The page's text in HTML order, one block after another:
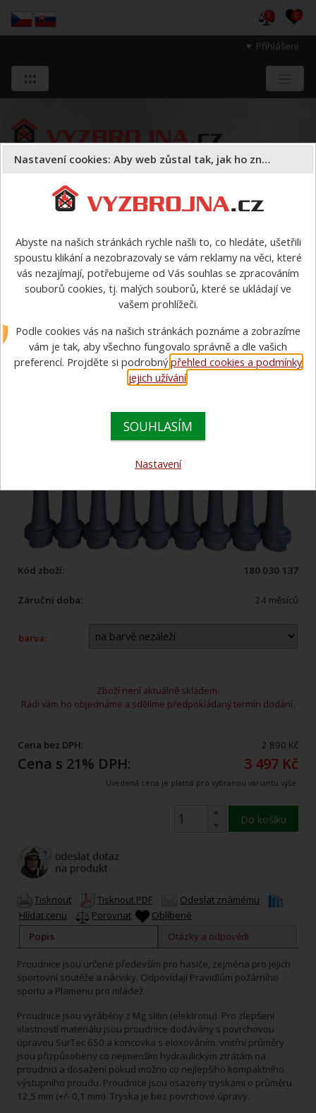
Přihlášení
0 0
a majetek druhých.
Požární sport proudnice>Proudnice KLIMEŠ C52 E 2024
Proudnice KLIMEŠ C52 E 2024
Kód zboží: 180 030 137
Záruční doba: 24 měsíců
barva:
Zboží není aktuálně skladem.
Rádi vám ho objednáme a sdělíme předpokládaný termín dodání.
Cena bez DPH: 2 890 Kč
Cena s 21% DPH: 3 497 Kč
Uvedená cena je platná pro vybranou variantu výše.
Do košíku
Tisknout Tisknout PDF
Odeslat známému
Hlídat cenu
Porovnat
Oblíbené
Popis
Otázky a odpovědi
Proudnice jsou určené především pro hasiče, zejména pro jejich
sportovní soutěže a nácviky. Odpovídají Pravidlům požárního
sportu a Plamenu pro mládež.
Proudnice jsou vyráběny z Mg slitin (elektronu). Pro zlepšení
vlastností materiálu jsou proudnice dodávány s povrchovou
úpravou SurTec 650 a koncovka s eloxováním. vnitřní průměry
jsou přizpůsobeny co nejmenším hydraulickým ztrátám na
proudnici a dosažení pokud možno co nejlepšího kompaktního
výstupního proudu. Proudnice jsou osazeny tryskami o průměru
12,5 mm (+/- 0,1 mm). Tryska je bez povrchové úpravy.
Nastavení cookies: Aby web zůstal tak, jak ho znáte
Abyste na našich stránkách rychle našli to, co hledáte, ušetřili
spoustu klikání a nezobrazovaly se vám reklamy na věci, které
vás nezajímají, potřebujeme od Vás souhlas se zpracováním
souborů cookies, tj. malých souborů, které se ukládají ve
vašem prohlížeči.
Podle cookies vás na našich stránkách poznáme a zobrazíme
vám je tak, aby všechno fungovalo správně a dle vašich
preferencí. Projděte si podrobnýpřehled cookies a podmínky
jejich užívání.
SOUHLASÍM
Nastavení